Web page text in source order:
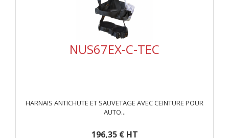
NUS67EX-C-TEC
HARNAIS ANTICHUTE ET SAUVETAGE AVEC CEINTURE POUR
AUTO...
196,35 € HT